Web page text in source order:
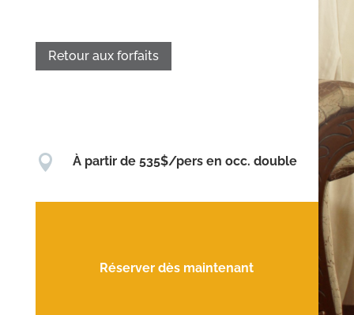
Retour aux forfaits
 À partir de 535$/pers en occ. double
Réserver dès maintenant